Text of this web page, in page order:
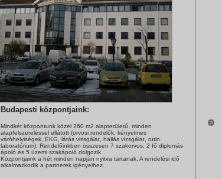
Budapesti központjaink:
Mindkét központunk közel 260 m2 alapterületű, minden
alapfelszereléssel ellátott (orvosi rendelők, kényelmes
váróhelyiségek, EKG, látás vizsgálat, hallás vizsgálat, rutin
laboratórium). Rendelőinkben összesen 7 szakorvos, 2 fő diplomás
ápoló és 5 üzemi szakápoló dolgozik.
Központjaink a hét minden napján nyitva tartanak. A rendelési idő
alkalmazkodik a partnerek igényeihez.